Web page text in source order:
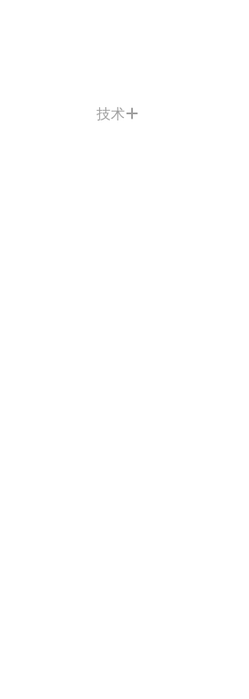
技术